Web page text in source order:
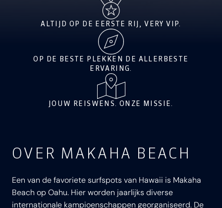
ALTIJD OP DE EERSTE RIJ, VERY VIP.
OP DE BESTE PLEKKEN DE ALLERBESTE
ERVARING.
JOUW REISWENS. ONZE MISSIE.
OVER MAKAHA BEACH
Een van de favoriete surfspots van Hawaii is Makaha
Beach op Oahu. Hier worden jaarlijks diverse
internationale kampioenschappen georganiseerd. De